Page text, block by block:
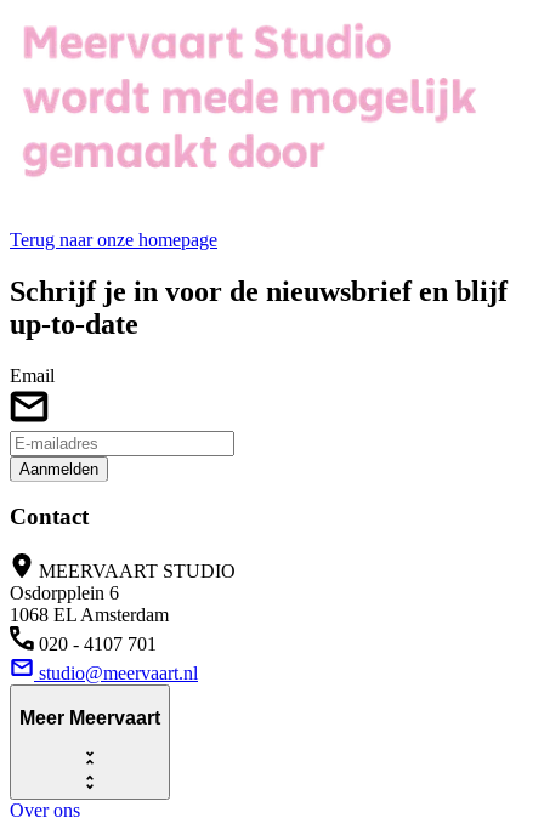
Terug naar onze homepage
Schrijf je in voor de nieuwsbrief en blijf
up-to-date
Email
Aanmelden
Contact
MEERVAART STUDIO
Osdorpplein 6
1068 EL Amsterdam
020 - 4107 701
studio@meervaart.nl
Meer Meervaart
Over ons